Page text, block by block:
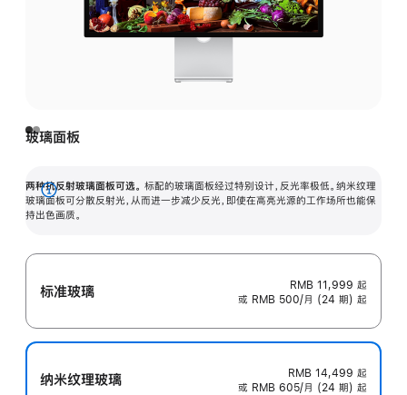
玻璃面板
两种抗反射玻璃面板可选。 标配的玻璃面板经过特别设计，反光率极低。纳米纹理
玻璃面板可分散反射光，从而进一步减少反光，即使在高亮光源的工作场所也能保
持出色画质。
展
开
标准玻璃 RMB 11,999 起
或 RMB 500/月 (24 期) 起
纳米纹理玻璃 RMB 14,499 起
或 RMB 605/月 (24 期) 起